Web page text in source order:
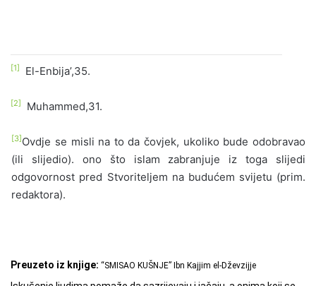
[1] El-Enbija’,35.
[2] Muhammed,31.
[3] Ovdje se misli na to da čovjek, ukoliko bude odobravao
(ili slijedio). ono što islam zabranjuje iz toga slijedi
odgovornost pred Stvoriteljem na budućem svijetu (prim.
redaktora).
Preuzeto iz knjige: “SMISAO KUŠNJE” Ibn Kajjim el-Dževzijje